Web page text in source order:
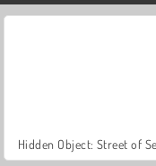
Hidden Object: Street of